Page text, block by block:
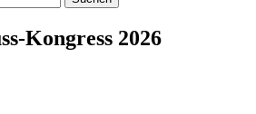
Kongress 2026